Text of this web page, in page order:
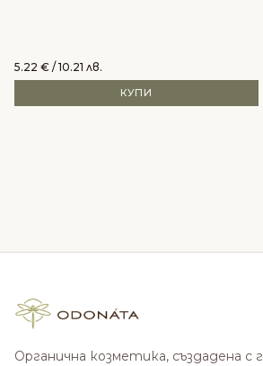
5.22 € / 10.21 лв.
КУПИ
Органична козметика, създадена с